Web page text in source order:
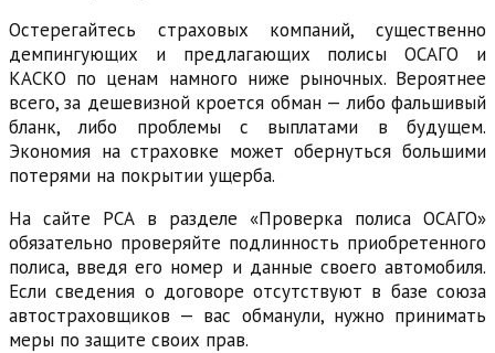
Остерегайтесь страховых компаний, существенно
демпингующих и предлагающих полисы ОСАГО и
КАСКО по ценам намного ниже рыночных. Вероятнее
всего, за дешевизной кроется обман — либо фальшивый
бланк, либо проблемы с выплатами в будущем.
Экономия на страховке может обернуться большими
потерями на покрытии ущерба.
На сайте РСА в разделе «Проверка полиса ОСАГО»
обязательно проверяйте подлинность приобретенного
полиса, введя его номер и данные своего автомобиля.
Если сведения о договоре отсутствуют в базе союза
автостраховщиков — вас обманули, нужно принимать
меры по защите своих прав.